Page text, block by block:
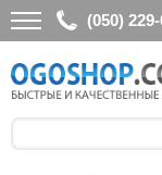
(050)